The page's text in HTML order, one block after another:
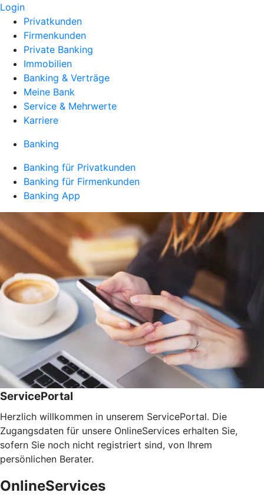
Login
Privatkunden
Firmenkunden
Private Banking
Immobilien
Banking & Verträge
Meine Bank
Service & Mehrwerte
Karriere
Banking
Banking für Privatkunden
Banking für Firmenkunden
Banking App
ServicePortal
Herzlich willkommen in unserem ServicePortal. Die
Zugangsdaten für unsere OnlineServices erhalten Sie,
sofern Sie noch nicht registriert sind, von Ihrem
persönlichen Berater.
OnlineServices